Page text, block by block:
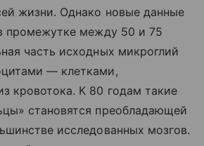
жизни. Однако новые данные
промежутке между 50 и 75
часть исходных микроглий
— клетками,
кровотока. К 80 годам такие
становятся преобладающей
исследованных мозгов.